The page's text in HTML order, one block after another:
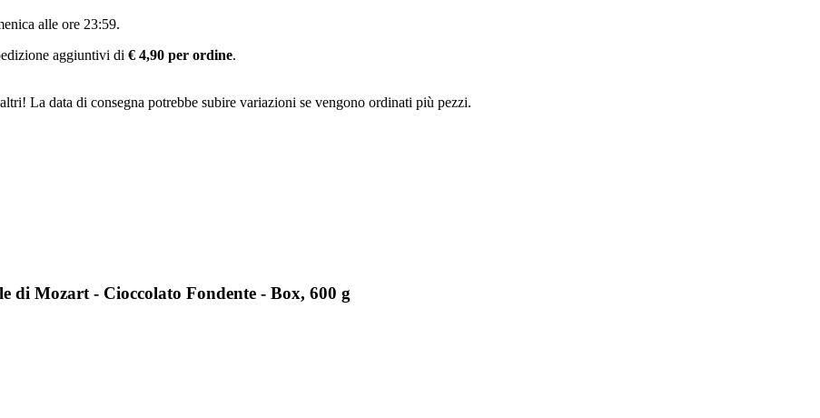
alle ore 23:59.
aggiuntivi di € 4,90 per ordine.
La data di consegna potrebbe subire variazioni se vengono ordinati più pezzi.
di Mozart - Cioccolato Fondente - Box, 600 g